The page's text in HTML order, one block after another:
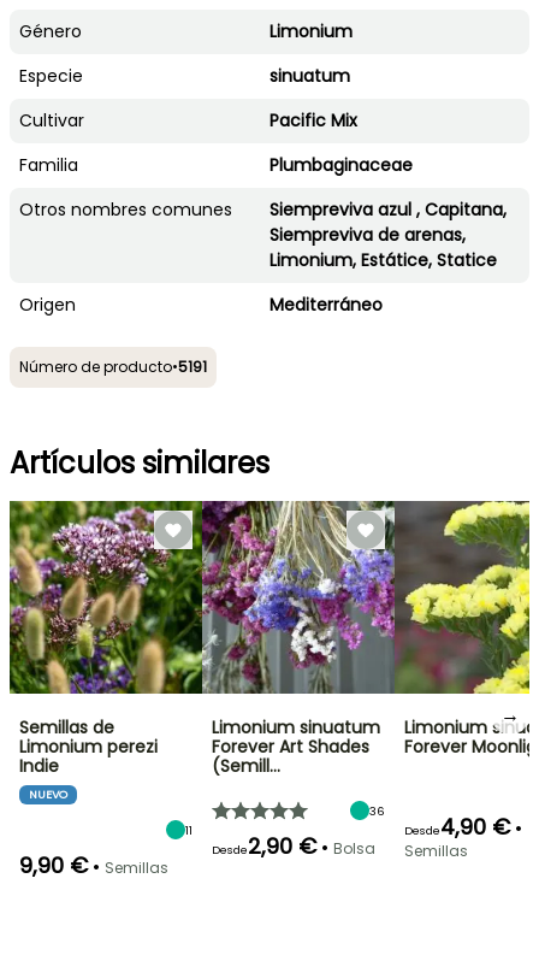
Género
Limonium
Especie
sinuatum
Cultivar
Pacific Mix
Familia
Plumbaginaceae
Otros nombres comunes
Siempreviva azul , Capitana,
Siempreviva de arenas,
Limonium, Estátice, Statice
Origen
Mediterráneo
Número de producto•5191
Artículos similares
Semillas de
Limonium perezi
Indie
NUEVO
11
9,90 € • Semillas
Limonium sinuatum
Forever Art Shades
(Semill…
36
Desde2,90 € • Bolsa
Limonium
Forever
Desde4,90 € •
Semillas
→